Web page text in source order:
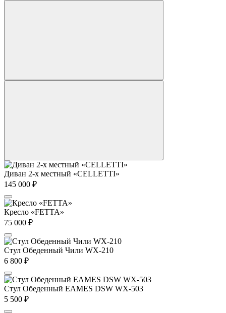
Диван 2-х местный «CELLETTI»
145 000 ₽
Кресло «FETTA»
75 000 ₽
Стул Обеденный Чили WX-210
6 800 ₽
Стул Обеденный EAMES DSW WX-503
5 500 ₽